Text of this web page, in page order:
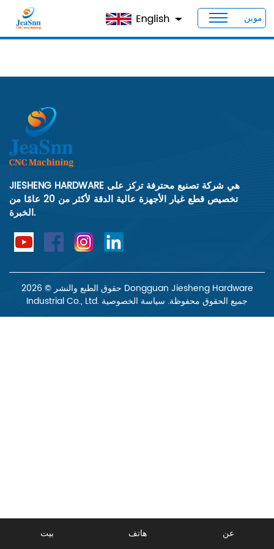
موين بيت>
JIESHENG HARDWARE هي شركة تصنيع محترفة تركز على
تخصيص قطع غيار الأجهزة عالية الدقة لأكثر من 20 عامًا من
الخبرة.
حقوق الطبع والنشر © 2026 Dongguan Jiesheng Hardware
Industrial Co., Ltd. جميع الحقوق محفوظة. سياسة الخصوصية
بيت هاتف عن